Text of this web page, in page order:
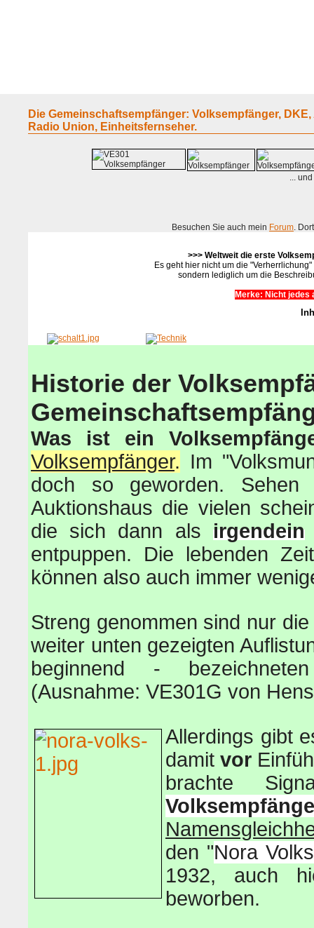
Die Gemeinschaftsempfänger: Volksempfänger,
Radio Union, Einheitsfernseher.
...
Besuchen Sie auch mein Forum.
>>> Weltweit die erste
Es geht hier nicht um die
sondern lediglich um die
Merke: Nicht jedes
Historie der
Was ist ein
Volksempfänger. Im
doch so geworden.
Auktionshaus die vielen
die sich dann als irgendein
entpuppen. Die lebenden
können also auch immer
Streng genommen sind nur
weiter unten gezeigten
beginnend -
(Ausnahme: VE301G von
Allerdings gibt
damitvor
brachte
Volkse
den "Nora
1932, auch
beworben.